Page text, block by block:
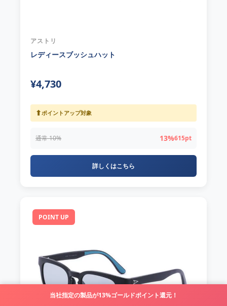
アストリ
レディースブッシュハット
¥4,730
⬆ポイントアップ対象
通常 10% 13%615pt
詳しくはこちら
POINT UP
当社指定の製品が13%ゴールドポイント還元！